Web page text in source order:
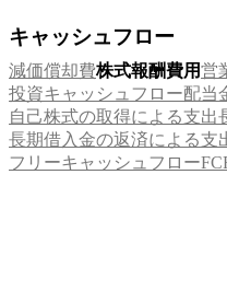
キャッシュフロー
減価償却費株式報酬費用営
投資キャッシュフロー配当
自己株式の取得による支出
長期借入金の返済による支
フリーキャッシュフロー